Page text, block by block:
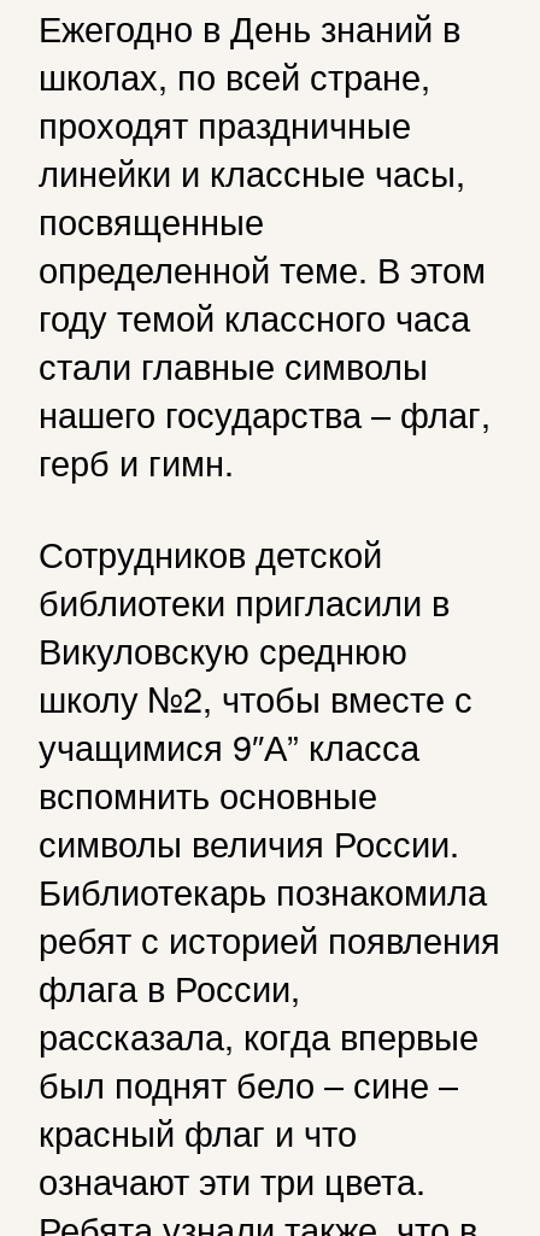
Ежегодно в День знаний в
школах, по всей стране,
проходят праздничные
линейки и классные часы,
посвященные
определенной теме. В этом
году темой классного часа
стали главные символы
нашего государства – флаг,
герб и гимн.
Сотрудников детской
библиотеки пригласили в
Викуловскую среднюю
школу №2, чтобы вместе с
учащимися 9″А” класса
вспомнить основные
символы величия России.
Библиотекарь познакомила
ребят с историей появления
флага в России,
рассказала, когда впервые
был поднят бело – сине –
красный флаг и что
означают эти три цвета.